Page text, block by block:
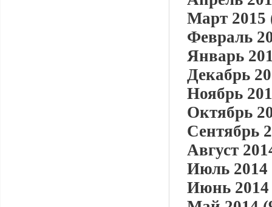
Март 2015
Февраль
Январь
Декабрь
Ноябрь
Октябрь
Сентябрь
Август
Июль 2014
Июнь 2014